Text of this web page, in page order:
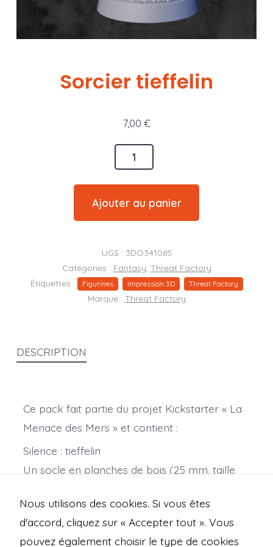
Sorcier tieffelin
7,00 €
Ajouter au panier
UGS : 3DO341065
Catégories : Fantasy, Threat Factory
Étiquettes :
Figurines , Impression 3D , Threat Factory
Marque : Threat Factory
DESCRIPTION
Ce pack fait partie du projet Kickstarter « La
Menace des Mers » et contient :
Silence : tieffelin
Un socle en planches de bois (25 mm, taille
Échelle : 28 mm.
Nous utilisons des cookies. Si vous êtes
d'accord, cliquez sur « Accepter tout ». Vous
pouvez également choisir le type de cookies